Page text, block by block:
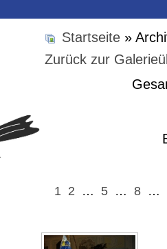
Startseite »
Zurück zur
1 2 … 5 … 8 …